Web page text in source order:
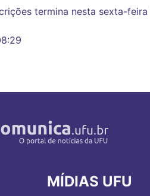
termina nesta sexta-
MÍDIAS UFU